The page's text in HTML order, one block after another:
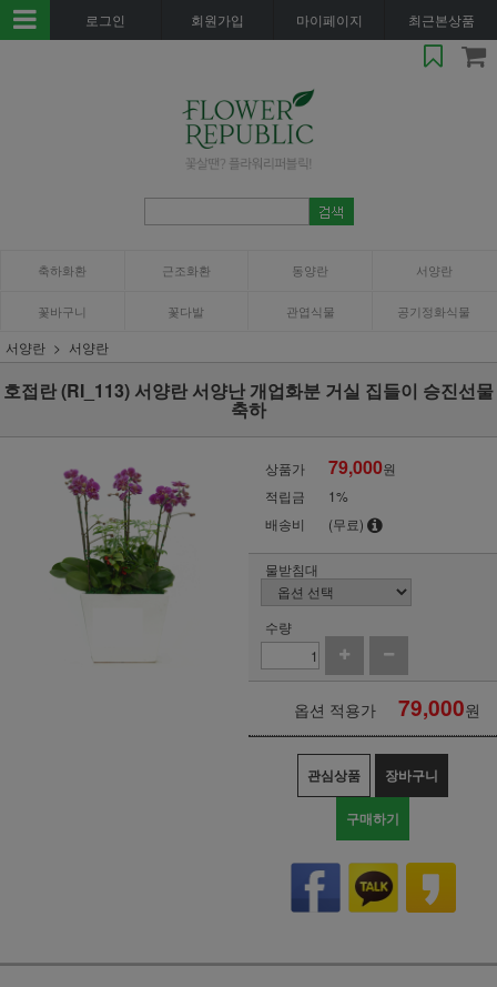
로그인 회원가입 마이페이지 최근본상품
축하화환 근조화환 동양란 서양란
꽃바구니 꽃다발 관엽식물 공기정화식물
서양란 서양란
호접란 (RI_113) 서양란 서양난 개업화분 거실 집들이 승진선물
축하
상품가 79,000원
적립금
1%
배송비
(무료)
물받침대
수량
옵션 적용가 79,000원
관심상품 장바구니
구매하기